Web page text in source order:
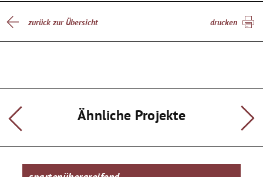
zurück zur Übersicht drucken
Ähnliche Projekte